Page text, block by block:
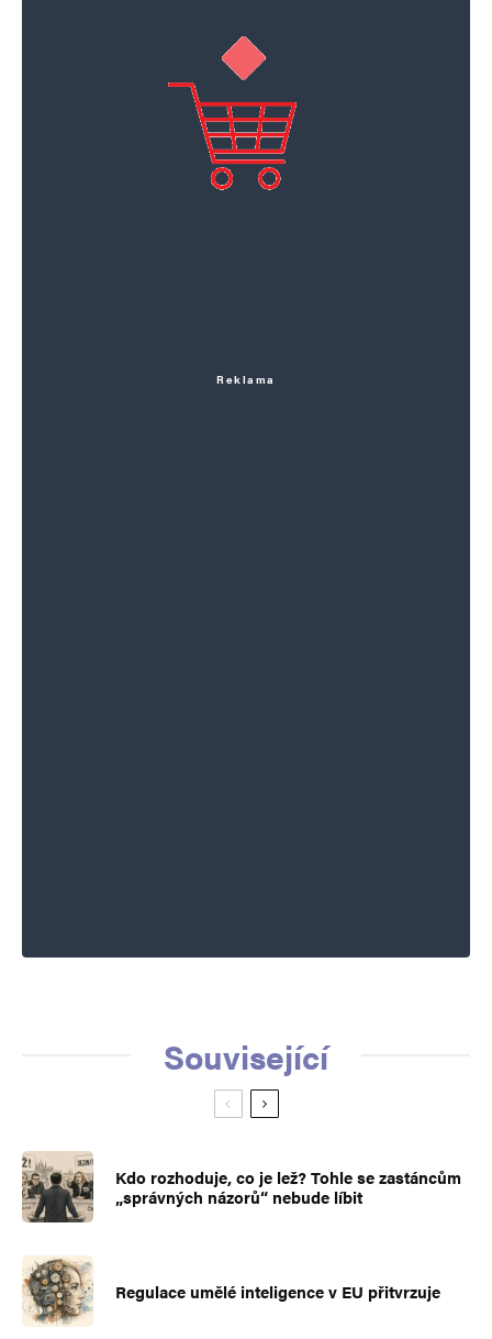
Reklama
Související
Kdo rozhoduje, co je lež? Tohle se zastáncům
„správných názorů“ nebude líbit
Regulace umělé inteligence v EU přitvrzuje